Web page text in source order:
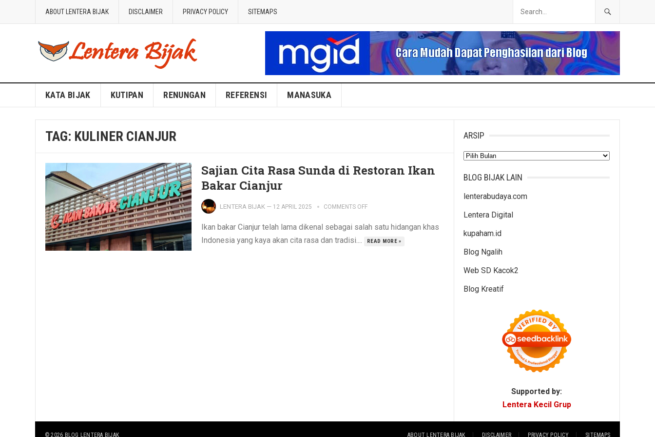
ABOUT LENTERA BIJAK DISCLAIMER PRIVACY POLICY SITEMAPS
Blog Lentera Bijak
KATA BIJAK KUTIPAN RENUNGAN REFERENSI MANASUKA
TAG: KULINER CIANJUR
Sajian Cita Rasa Sunda di Restoran Ikan
Bakar Cianjur
LENTERA BIJAK — 12 APRIL 2025 COMMENTS OFF
Ikan bakar Cianjur telah lama dikenal sebagai salah satu hidangan khas
Indonesia yang kaya akan cita rasa dan tradisi....
READ MORE »
ARSIP
Arsip
BLOG BIJAK LAIN
lenterabudaya.com
Lentera Digital
kupaham.id
Blog Ngalih
Web SD Kacok2
Blog Kreatif
Supported by:
Lentera Kecil Grup
© 2026 BLOG LENTERA BIJAK ABOUT LENTERA BIJAK DISCLAIMER PRIVACY POLICY SITEMAPS